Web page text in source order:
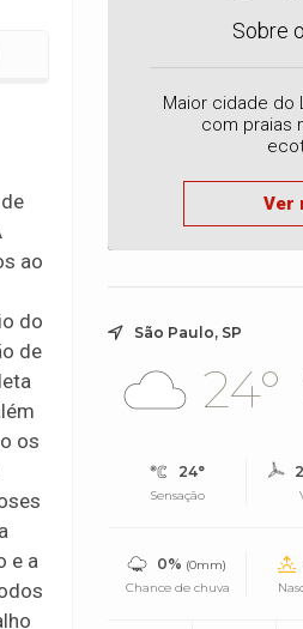
vacinação e exames para comunidade
ao
do
de
os
e a
Sobre
Maior cidade do
com praias
Ver
São Paulo, SP
24°
24°
Sensação
0% (0mm)
Chance de chuva